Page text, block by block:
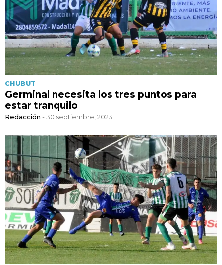
CHUBUT
Germinal necesita los tres puntos para
estar tranquilo
Redacción - 30 septiembre, 2023